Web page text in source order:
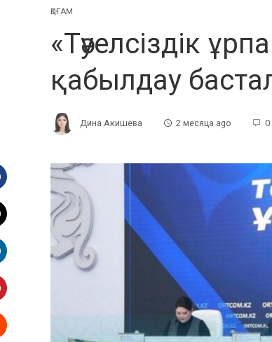
ҚОҒАМ
«Тәуелсіздік
қабылдау
Дина Акишева 2 месяца ago 0